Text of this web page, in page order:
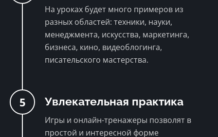
На уроках будет много примеров из
разных областей: техники, науки,
менеджмента, искусства, маркетинга,
бизнеса, кино, видеоблогинга,
писательского мастерства.
5 Увлекательная практика
Игры и онлайн-тренажеры позволят в
простой и интересной форме